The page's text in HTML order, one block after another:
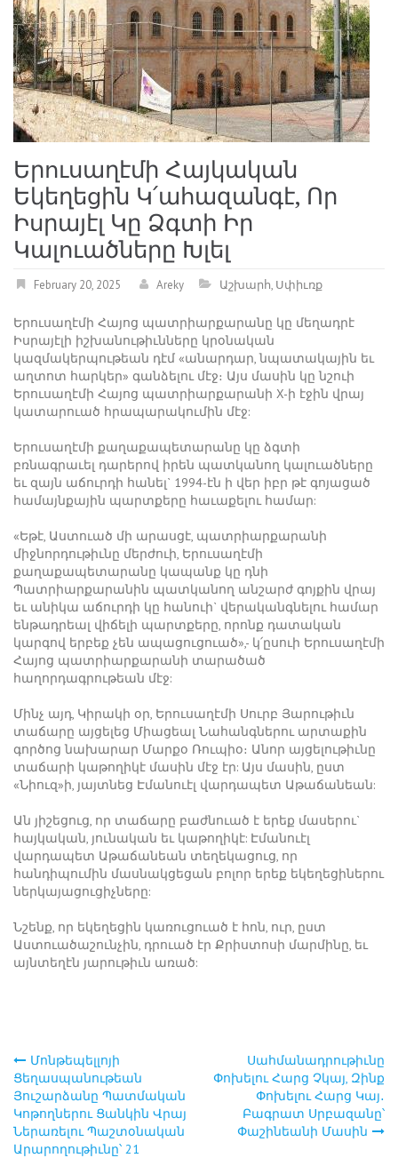
Երուսաղէմի Հայկական
Եկեղեցին Կ՛ահազանգէ, Որ
Իսրայէլ Կը Ձգտի Իր
Կալուածները Խլել
February 20, 2025 Areky Աշխարհ, Սփիւռք
Երուսաղէմի Հայոց պատրիարքարանը կը մեղադրէ
Իսրայէլի իշխանութիւնները կրօնական
կազմակերպութեան դէմ «անարդար, նպատակային եւ
աղտոտ հարկեր» գանձելու մէջ։ Այս մասին կը նշուի
Երուսաղէմի Հայոց պատրիարքարանի X-ի էջին վրայ
կատարուած հրապարակումին մէջ:
Երուսաղէմի քաղաքապետարանը կը ձգտի
բռնագրաւել դարերով իրեն պատկանող կալուածները
եւ զայն աճուրդի հանել` 1994-էն ի վեր իբր թէ գոյացած
համայնքային պարտքերը հաւաքելու համար:
«Եթէ, Աստուած մի արասցէ, պատրիարքարանի
միջնորդութիւնը մերժուի, Երուսաղէմի
քաղաքապետարանը կապանք կը դնի
Պատրիարքարանին պատկանող անշարժ գոյքին վրայ
եւ անիկա աճուրդի կը հանուի` վերականգնելու համար
ենթադրեալ վիճելի պարտքերը, որոնք դատական
կարգով երբեք չեն ապացուցուած»,- կ՛ըսուի Երուսաղէմի
Հայոց պատրիարքարանի տարածած
հաղորդագրութեան մէջ:
Մինչ այդ, Կիրակի օր, Երուսաղէմի Սուրբ Յարութիւն
տաճարը այցելեց Միացեալ Նահանգներու արտաքին
գործոց նախարար Մարքօ Ռուպիօ։ Անոր այցելութիւնը
տաճարի կաթողիկէ մասին մէջ էր: Այս մասին, ըստ
«Նիուզ»ի, յայտնեց Էմանուէլ վարդապետ Աթաճանեան:
Ան յիշեցուց, որ տաճարը բաժնուած է երեք մասերու`
հայկական, յունական եւ կաթողիկէ: Էմանուէլ
վարդապետ Աթաճանեան տեղեկացուց, որ
հանդիպումին մասնակցեցան բոլոր երեք եկեղեցիներու
ներկայացուցիչները:
Նշենք, որ եկեղեցին կառուցուած է հոն, ուր, ըստ
Աստուածաշունչին, դրուած էր Քրիստոսի մարմինը, եւ
այնտեղէն յարութիւն առած:
Post
navigation
Մոնթեպելլոյի
Ցեղասպանութեան
Յուշարձանը Պատմական
Կոթողներու Ցանկին Վրայ
Ներառելու Պաշտօնական
Արարողութիւնը՝ 21
Սահմանադրութիւնը
Փոխելու Հարց Չկայ, Զինք
Փոխելու Հարց Կայ․
Բագրատ Սրբազանը՝
Փաշինեանի Մասին